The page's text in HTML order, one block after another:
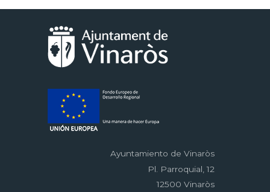
Ayuntamiento de Vinaròs
Pl. Parroquial, 12
12500 Vinaròs